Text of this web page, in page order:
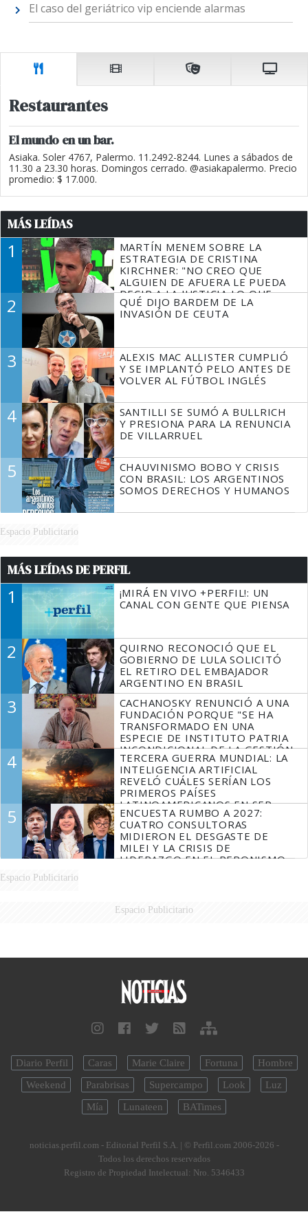
El caso del geriátrico vip enciende alarmas
Restaurantes
El mundo en un bar.
Asiaka. Soler 4767, Palermo. 11.2492-8244. Lunes a sábados de
11.30 a 23.30 horas. Domingos cerrado. @asiakapalermo. Precio
promedio: $ 17.000.
MÁS LEÍDAS
1
MARTÍN MENEM SOBRE LA
ESTRATEGIA DE CRISTINA
KIRCHNER: "NO CREO QUE
ALGUIEN DE AFUERA LE PUEDA
DECIR A LA JUSTICIA LO QUE
TIENE QUE HACER"
2
QUÉ DIJO BARDEM DE LA
INVASIÓN DE CEUTA
3
ALEXIS MAC ALLISTER CUMPLIÓ
Y SE IMPLANTÓ PELO ANTES DE
VOLVER AL FÚTBOL INGLÉS
4
SANTILLI SE SUMÓ A BULLRICH
Y PRESIONA PARA LA RENUNCIA
DE VILLARRUEL
5
CHAUVINISMO BOBO Y CRISIS
CON BRASIL: LOS ARGENTINOS
SOMOS DERECHOS Y HUMANOS
Espacio Publicitario
MÁS LEÍDAS DE PERFIL
1
¡MIRÁ EN VIVO +PERFIL!: UN
CANAL CON GENTE QUE PIENSA
2
QUIRNO RECONOCIÓ QUE EL
GOBIERNO DE LULA SOLICITÓ
EL RETIRO DEL EMBAJADOR
ARGENTINO EN BRASIL
3
CACHANOSKY RENUNCIÓ A UNA
FUNDACIÓN PORQUE "SE HA
TRANSFORMADO EN UNA
ESPECIE DE INSTITUTO PATRIA
INCONDICIONAL DE LA GESTIÓN
DE MILEI"
4
TERCERA GUERRA MUNDIAL: LA
INTELIGENCIA ARTIFICIAL
REVELÓ CUÁLES SERÍAN LOS
PRIMEROS PAÍSES
LATINOAMERICANOS EN SER
DERROTADOS
5
ENCUESTA RUMBO A 2027:
CUATRO CONSULTORAS
MIDIERON EL DESGASTE DE
MILEI Y LA CRISIS DE
LIDERAZGO EN EL PERONISMO
Espacio Publicitario
Espacio Publicitario
Diario Perfil Caras Marie Claire Fortuna
Hombre
Weekend
Parabrisas Supercampo Look
Luz
Mía
Lunateen BATimes
noticias.perfil.com - Editorial Perfil S.A. | © Perfil.com 2006-2026 -
Todos los derechos reservados
Registro de Propiedad Intelectual: Nro. 5346433